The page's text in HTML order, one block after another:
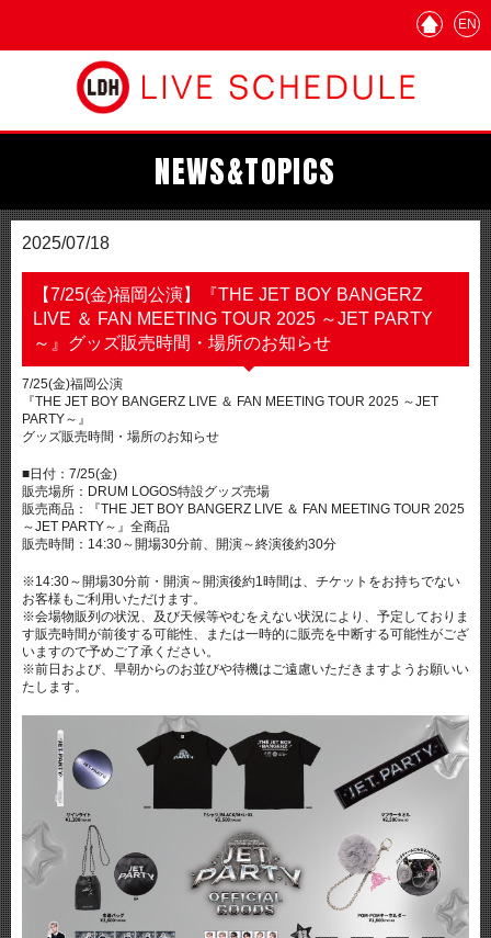
EN
NEWS&TOPICS
2025/07/18
【7/25(金)福岡公演】『THE JET BOY BANGERZ
LIVE ＆ FAN MEETING TOUR 2025 ～JET PARTY
～』グッズ販売時間・場所のお知らせ
7/25(金)福岡公演
『THE JET BOY BANGERZ LIVE ＆ FAN MEETING TOUR 2025 ～JET
PARTY～』
グッズ販売時間・場所のお知らせ
■日付：7/25(金)
販売場所：DRUM LOGOS特設グッズ売場
販売商品：『THE JET BOY BANGERZ LIVE ＆ FAN MEETING TOUR 2025
～JET PARTY～』全商品
販売時間：14:30～開場30分前、開演～終演後約30分
※14:30～開場30分前・開演～開演後約1時間は、チケットをお持ちでない
お客様もご利用いただけます。
※会場物販列の状況、及び天候等やむをえない状況により、予定しておりま
す販売時間が前後する可能性、または一時的に販売を中断する可能性がござ
いますので予めご了承ください。
※前日および、早朝からのお並びや待機はご遠慮いただきますようお願いい
たします。